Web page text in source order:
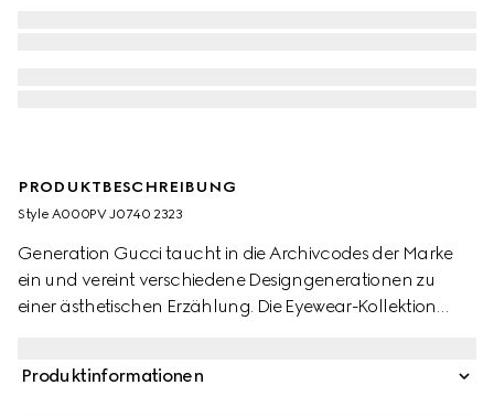
PRODUKTBESCHREIBUNG
Style ‎A000PV J0740 2323
Generation Gucci taucht in die Archivcodes der Marke
ein und vereint verschiedene Designgenerationen zu
einer ästhetischen Erzählung. Die Eyewear-Kollektion
Produktinformationen